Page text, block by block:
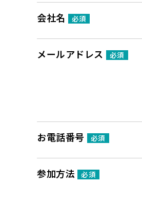
会社名 必須
メールアドレス 必須
お電話番号 必須
参加方法 必須